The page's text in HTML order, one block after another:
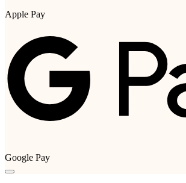
Apple Pay
Google Pay